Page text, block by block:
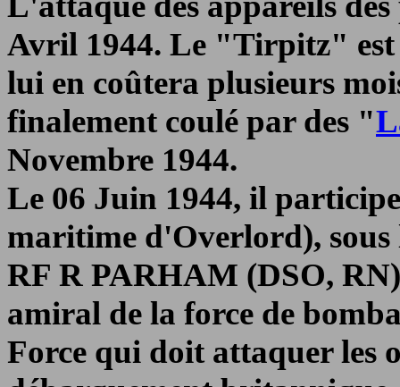
Avril 1944. Le "Tirpitz" est
lui en coûtera plusieurs
finalement coulé par des "
Novembre 1944.
Le 06 Juin 1944, il
maritime d'Overlord),
RF R PARHAM (DSO,
amiral de la force de
Force qui doit attaquer les